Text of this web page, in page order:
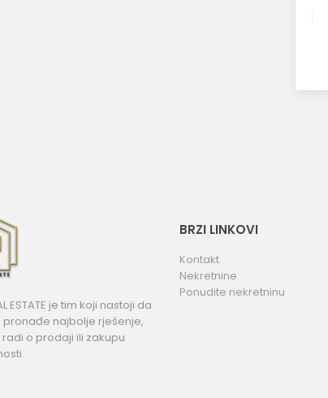
ESTATE je tim koji nastoji da
pronađe najbolje rješenje,
o prodaji ili zakupu
BRZI LINKOVI
Kontakt
Nekretnine
Ponudite nekretninu